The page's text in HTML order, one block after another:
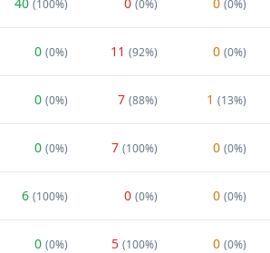
(100%) (0%) (0%)
0 (0%) 11 (92%) 0 (0%)
0 (0%) 7 (88%) 1 (13%)
0 (0%) 7 (100%) 0 (0%)
6 (100%) 0 (0%) 0 (0%)
0 (0%) 5 (100%) 0 (0%)